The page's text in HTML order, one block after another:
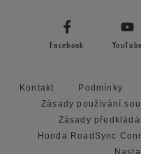
Facebook YouTube
Kontakt Podmínky
Zásady používání
Zásady
Honda RoadSync